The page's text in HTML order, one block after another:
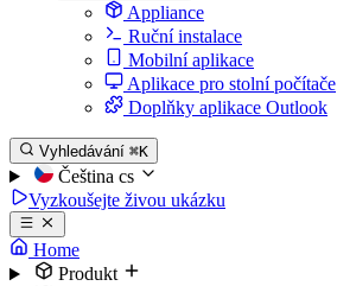
Appliance
Ruční instalace
Mobilní aplikace
Aplikace pro stolní počítače
Doplňky aplikace Outlook
Vyhledávání ⌘K
Čeština cs
Vyzkoušejte živou ukázku
Home
Produkt